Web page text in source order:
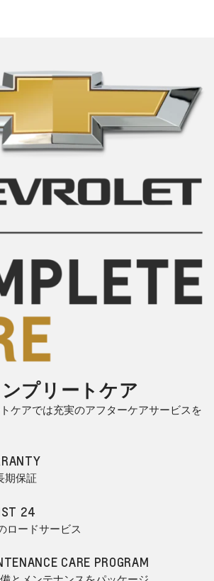
プリートケア
ケアでは充実のアフターケアサービスを
期保証
24
ロードサービス
CARE PROGRAM